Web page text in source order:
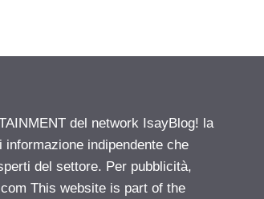
del network IsayBlog! la
indipendente che
del settore. Per pubblicità,
This website is part of the